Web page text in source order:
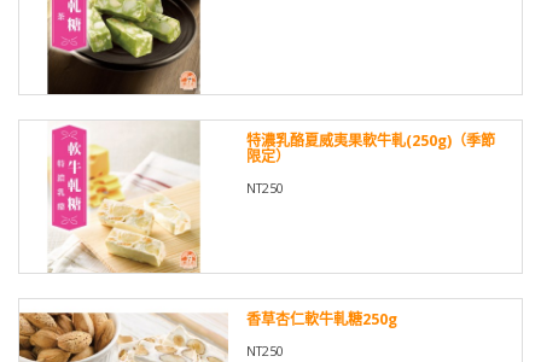
特濃乳酪夏威夷果軟牛軋(250g)（季節
限定）
NT250
香草杏仁軟牛軋糖250g
NT250